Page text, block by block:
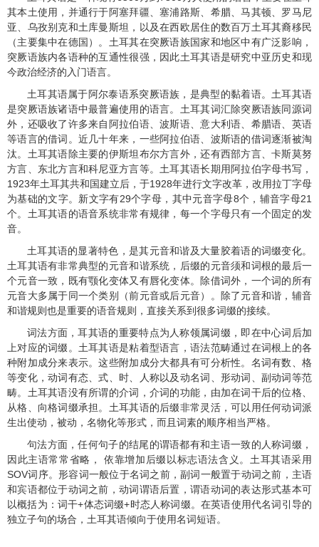
其本土使用，并通行于阿塞拜疆、塞浦路斯、希腊、马其顿、罗马尼
亚、乌孜别克和土库曼斯坦，以及在西欧居住的数百万土耳其裔移民
（主要集中在德国）。土耳其在突厥语族国家和地区中有广泛影响，
突厥语族内各语种的互通性很强，因此土耳其语是研究中亚历史和现
今政治经济的入门语言。
土耳其语属于阿尔泰语系突厥语族，是典型的黏着语。土耳其语
是突厥语族诸语中最普遍使用的语言。土耳其词汇除突厥语族同源词
外，还吸收了许多来自阿拉伯语、波斯语、意大利语、希腊语、英语
等语言的借词。近几十年来，一些阿拉伯语、波斯语的借词逐渐被淘
汰。土耳其语除主要的伊斯坦布尔方言外，还有西部方言、卡斯莫努
方言、东北方言和科尼亚方言等。土耳其语长期用阿拉伯字母书写，
1923年土耳其共和国建立后，于1928年进行文字改革，改用拉丁字母
为基础的文字。新文字有29个字母，其中元音字母8个，辅音字母21
个。土耳其语的语音系统非常有规律，每一个字母只有一个固定的发
音。
土耳其语的显著特色，是其元音和谐及大量胶着语的词缀变化。
土耳其语有非常典型的元音和谐系统，后缀的元音须和词根的最后一
个元音一致，既有颚化变体又有唇化变体。除借词外，一个词的所有
元音大多属于同一个类别（前元音或后元音）。除了元音和谐，辅音
和谐规则也是重要的语音规则，直接关系到很多词缀的接续。
词法方面，耳其语的重要特点为人称领属词缀，即在中心词后加
上对应的词缀。土耳其语是粘着型语言，语法范畴通过在词根上的各
种附加成分来表示。这些附加成分大都具有可分析性。名词有数、格
等变化，动词有态、式、时、人称以及动名词、形动词、副动词等范
畴。土耳其语没有所谓的介词，介词的功能，由加在词干后的位格、
从格、向格词缀承担。土耳其语的后缀非常灵活，可以用任何动词派
生出使动，被动，名物化等形式，而且词素的顺序相当严格。
句法方面，任何句子的结尾的谓语都有和主语一致的人称词缀，
因此主语常常省略， 依靠增加后缀以标志语法含义。土耳其语采用
SOV词序。形容词一般位于名词之前，副词一般置于动词之前，主语
和宾语都位于动词之前，动词谓语后置，谓语动词的表达形式基本可
以概括为：词干+体态词缀+时态人称词缀。在英语使用代名词引导的
独立子句的场合，土耳其语倾向于使用名词短语。